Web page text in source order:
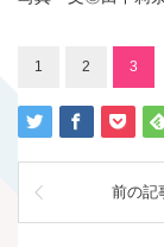
1 2 3
前の記